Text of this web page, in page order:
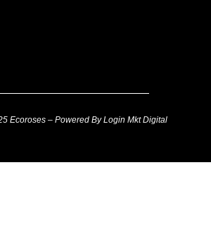
Ecoroses – Powered By Login Mkt Digital